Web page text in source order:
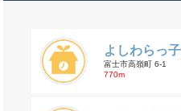
よしわらっ
富士市高嶺町 6-1
770m